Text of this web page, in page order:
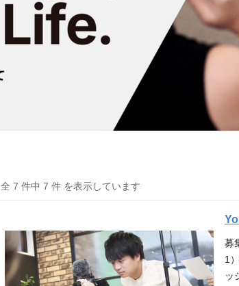
全 7 件中 7 件 を表示しています
募
1
ッ